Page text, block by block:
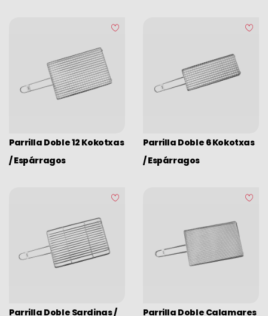
Parrilla Doble 12 Kokotxas
/ Espárragos
Parrilla Doble 6 Kokotxas
/ Espárragos
Parrilla Doble Sardinas /
Parrilla Doble Calamares